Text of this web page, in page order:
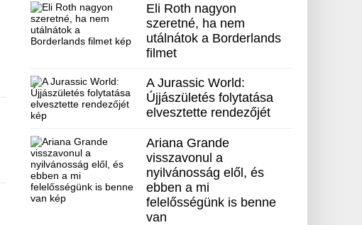
Eli Roth nagyon
szeretné, ha nem
utálnátok a Borderlands
filmet
A Jurassic World:
Újjászületés folytatása
elvesztette rendezőjét
Ariana Grande
visszavonul a
nyilvánosság elől, és
ebben a mi
felelősségünk is benne
van